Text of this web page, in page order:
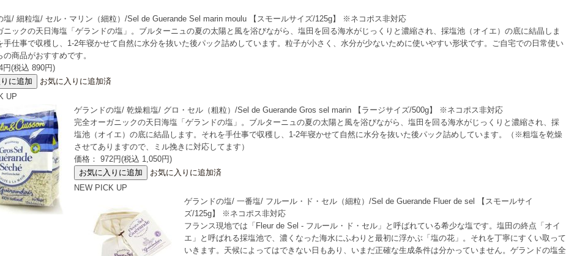
塩/ 細粒塩/ セル・マリン（細粒）/Sel de Guerande Sel marin moulu 【スモールサイズ/125g】 ※ネコポス非対応
ニックの天日海塩「ゲランドの塩」。ブルターニュの夏の太陽と風を浴びながら、塩田を回る海水がじっくりと濃縮され、採塩池（オイエ）の底に結晶しま
手仕事で収穫し、1-2年寝かせて自然に水分を抜いた後パック詰めしています。粒子が小さく、水分が少ないために使いやすい形状です。ご自宅での日常使い
の商品がおすすめです。
円(税込 890円)
お気に入りに追加済
UP
ゲランドの塩/ 乾燥粗塩/ グロ・セル（粗粒）/Sel de Guerande Gros sel marin 【ラージサイズ/500g】 ※ネコポス非対応
完全オーガニックの天日海塩「ゲランドの塩」。ブルターニュの夏の太陽と風を浴びながら、塩田を回る海水がじっくりと濃縮され、採
塩池（オイエ）の底に結晶します。それを手仕事で収穫し、1-2年寝かせて自然に水分を抜いた後パック詰めしています。（※粗塩を乾燥
させてありますので、ミル挽きに対応してます）
価格： 972円(税込 1,050円)
お気に入りに追加済
NEW PICK UP
ゲランドの塩/ 一番塩/ フルール・ド・セル（細粒）/Sel de Guerande Fluer de sel 【スモールサイ
ズ/125g】 ※ネコポス非対応
フランス現地では「Fleur de Sel - フルール・ド・セル」と呼ばれている希少な塩です。塩田の終点「オイ
エ」と呼ばれる採塩池で、濃くなった海水にふわりと最初に浮かぶ「塩の花」。それを丁寧にすくい取って
いきます。天候によってはできない日もあり、いまだ正確な生成条件は分かっていません。ゲランドの塩全